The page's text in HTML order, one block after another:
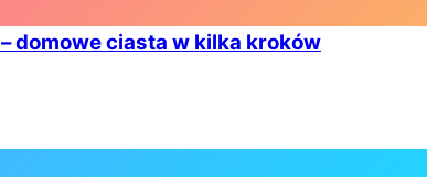
domowe ciasta w kilka kroków